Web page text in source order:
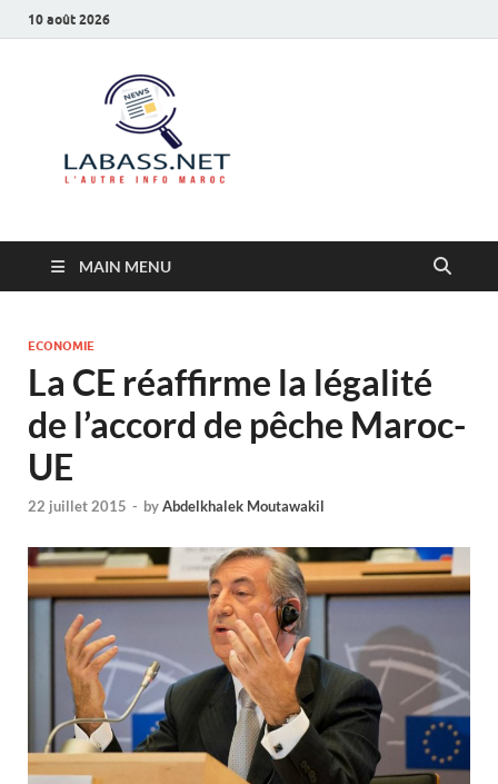
10 août 2026
MAIN MENU
ECONOMIE
La CE réaffirme la légalité
de l’accord de pêche Maroc-
UE
22 juillet 2015 - byAbdelkhalek Moutawakil